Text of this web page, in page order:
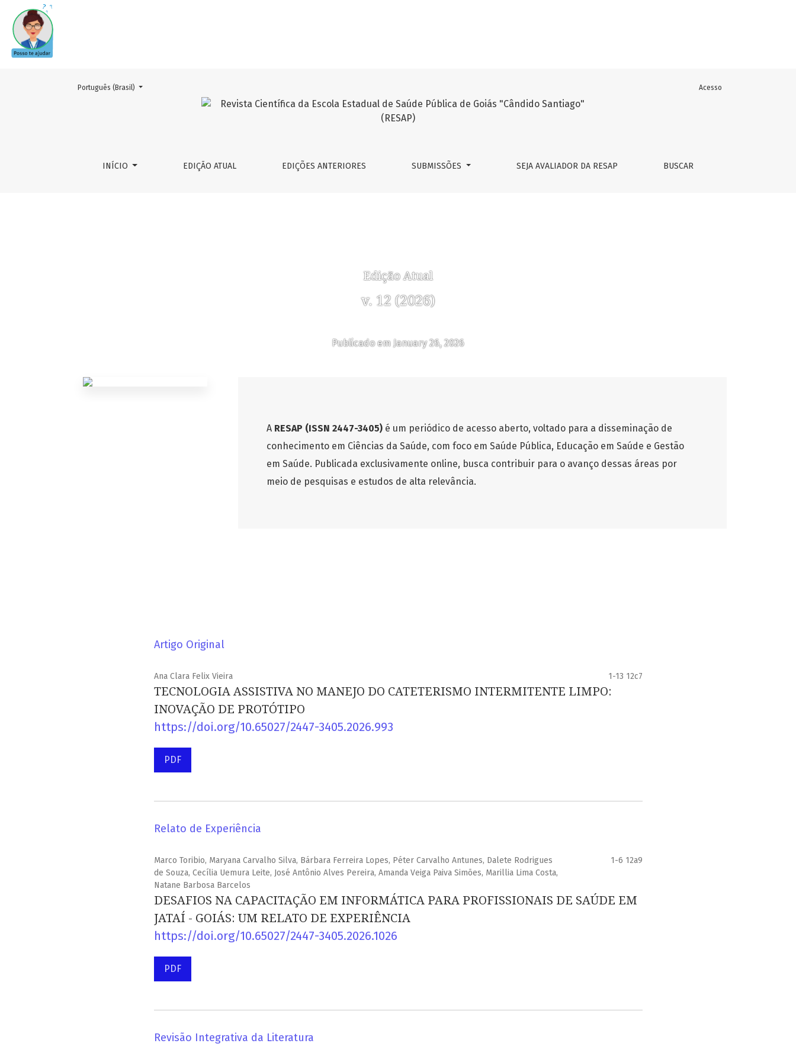
Revista Científica da Escola Estadual de Saúde Pública de Goiás *Cândido Santiago*
INÍCIO EDIÇÃO ATUAL EDIÇÕES ANTERIORES SUBMISSÕES SEJA AVALIADOR DA RESAP BUSCAR
Acesso
Mudar o idioma. O atual é:
Português (Brasil)
Edição Atual
v. 12 (2026)
Publicado em January 26, 2026
A RESAP (ISSN 2447-3405) é um periódico de acesso aberto, voltado para a disseminação de
conhecimento em Ciências da Saúde, com foco em Saúde Pública, Educação em Saúde e Gestão
em Saúde. Publicada exclusivamente online, busca contribuir para o avanço dessas áreas por
meio de pesquisas e estudos de alta relevância.
Artigo Original
Ana Clara Felix Vieira 1-13 12c7
TECNOLOGIA ASSISTIVA NO MANEJO DO CATETERISMO INTERMITENTE LIMPO:
INOVAÇÃO DE PROTÓTIPO
https://doi.org/10.65027/2447-3405.2026.993
PDF
Relato de Experiência
Marco Toribio, Maryana Carvalho Silva, Bárbara Ferreira Lopes, Péter Carvalho Antunes, Dalete Rodrigues
de Souza, Cecília Uemura Leite, José Antônio Alves Pereira, Amanda Veiga Paiva Simões, Marillia Lima Costa,
Natane Barbosa Barcelos
1-6 12a9
DESAFIOS NA CAPACITAÇÃO EM INFORMÁTICA PARA PROFISSIONAIS DE SAÚDE EM
JATAÍ - GOIÁS: UM RELATO DE EXPERIÊNCIA
https://doi.org/10.65027/2447-3405.2026.1026
PDF
Revisão Integrativa da Literatura